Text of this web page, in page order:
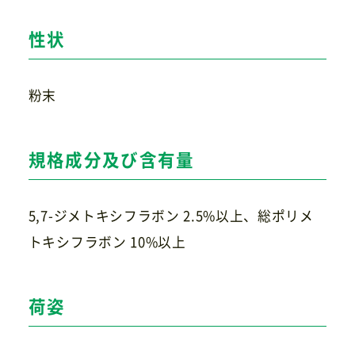
性状
粉末
規格成分及び含有量
5,7-ジメトキシフラボン 2.5%以上、総ポリメ
トキシフラボン 10%以上
荷姿